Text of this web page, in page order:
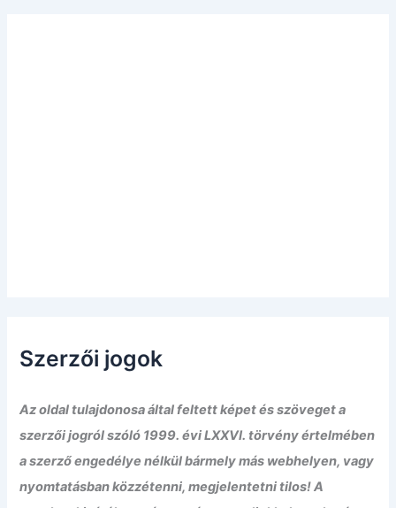
Szerzői jogok
Az oldal tulajdonosa által feltett képet és szöveget a
szerzői jogról szóló 1999. évi LXXVI. törvény értelmében
a szerző engedélye nélkül bármely más webhelyen, vagy
nyomtatásban közzétenni, megjelentetni tilos! A